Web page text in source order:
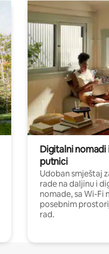
Digitalni nomadi
putnici
Udoban smještaj
rade na daljinu i
nomade, sa Wi-Fi
posebnim
rad.